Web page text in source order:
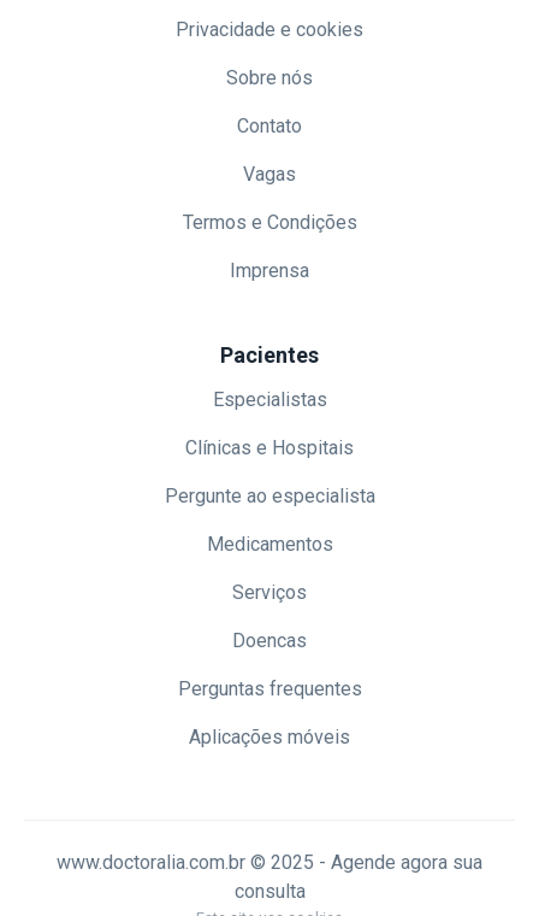
Privacidade e cookies
Sobre nós
Contato
Vagas
Termos e Condições
Imprensa
Pacientes
Especialistas
Clínicas e Hospitais
Pergunte ao especialista
Medicamentos
Serviços
Doencas
Perguntas frequentes
Aplicações móveis
www.doctoralia.com.br © 2025 - Agende agora sua
consulta